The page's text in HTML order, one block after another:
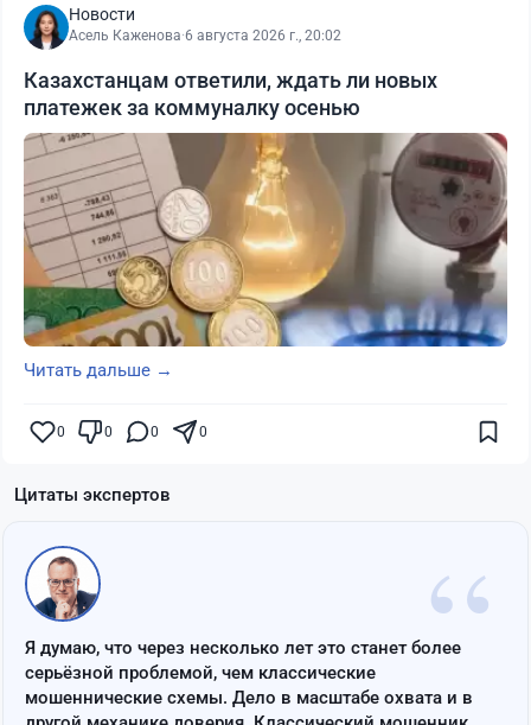
Новости
Асель Каженова·6 августа 2026 г., 20:02
Казахстанцам ответили, ждать ли новых
платежек за коммуналку осенью
Читать дальше →
0 0 0 0
Цитаты экспертов
“
Я думаю, что через несколько лет это станет более
серьёзной проблемой, чем классические
мошеннические схемы. Дело в масштабе охвата и в